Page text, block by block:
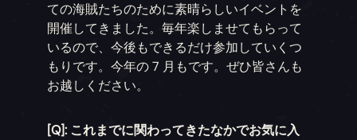
ての海賊たちのために素晴らしいイベントを
開催してきました。毎年楽しませてもらって
いるので、今後もできるだけ参加していくつ
もりです。今年の 7 月もです。ぜひ皆さんも
お越しください。
[Q]: これまでに関わってきたなかでお気に入